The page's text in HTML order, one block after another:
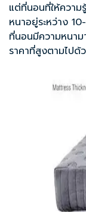
แต่ที่นอนที่ให้ความ
หนาอยู่ระหว่าง
ที่นอนมีความหนา
ราคาที่สูงตามไปด้